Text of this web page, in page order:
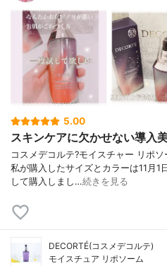
5.00
スキンケアに欠かせない導入
コスメデコルテ?モイスチャー リポ
私が購入したサイズとカラーは11月1
して購入しまし…続きを見る
DECORTÉ(コスメデコルテ)
モイスチュア リポソーム